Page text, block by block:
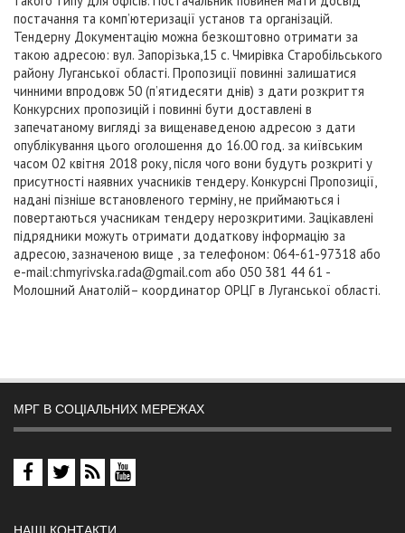
постачання та комп’ютеризації установ та організацій.
Тендерну Документацію можна безкоштовно отримати за
такою адресою: вул. Запорізька,15 с. Чмирівка Старобільського
району Луганської області. Пропозиції повинні залишатися
чинними впродовж 50 (п’ятидесяти днів) з дати розкриття
Конкурсних пропозицій і повинні бути доставлені в
запечатаному вигляді за вищенаведеною адресою з дати
опублікування цього оголошення до 16.00 год. за київським
часом 02 квітня 2018 року, після чого вони будуть розкриті у
присутності наявних учасників тендеру. Конкурсні Пропозиції,
надані пізніше встановленого терміну, не приймаються і
повертаються учасникам тендеру нерозкритими. Зацікавлені
підрядники можуть отримати додаткову інформацію за
адресою, зазначеною вище , за телефоном: 064-61-97318 або
e-mail:chmyrivska.rada@gmail.com або 050 381 44 61 -
Молошний Анатолій– координатор ОРЦГ в Луганської області.
МРГ В СОЦІАЛЬНИХ МЕРЕЖАХ